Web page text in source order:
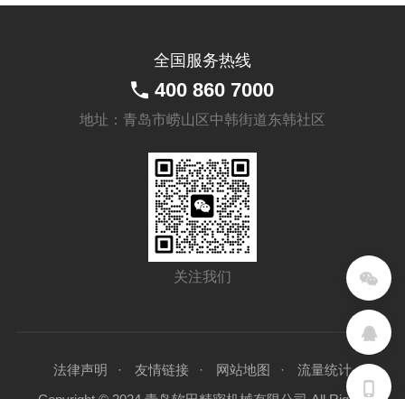
全国服务热线
400 860 7000
地址：青岛市崂山区中韩街道东韩社区
关注我们
法律声明 友情链接 网站地图 流量统计